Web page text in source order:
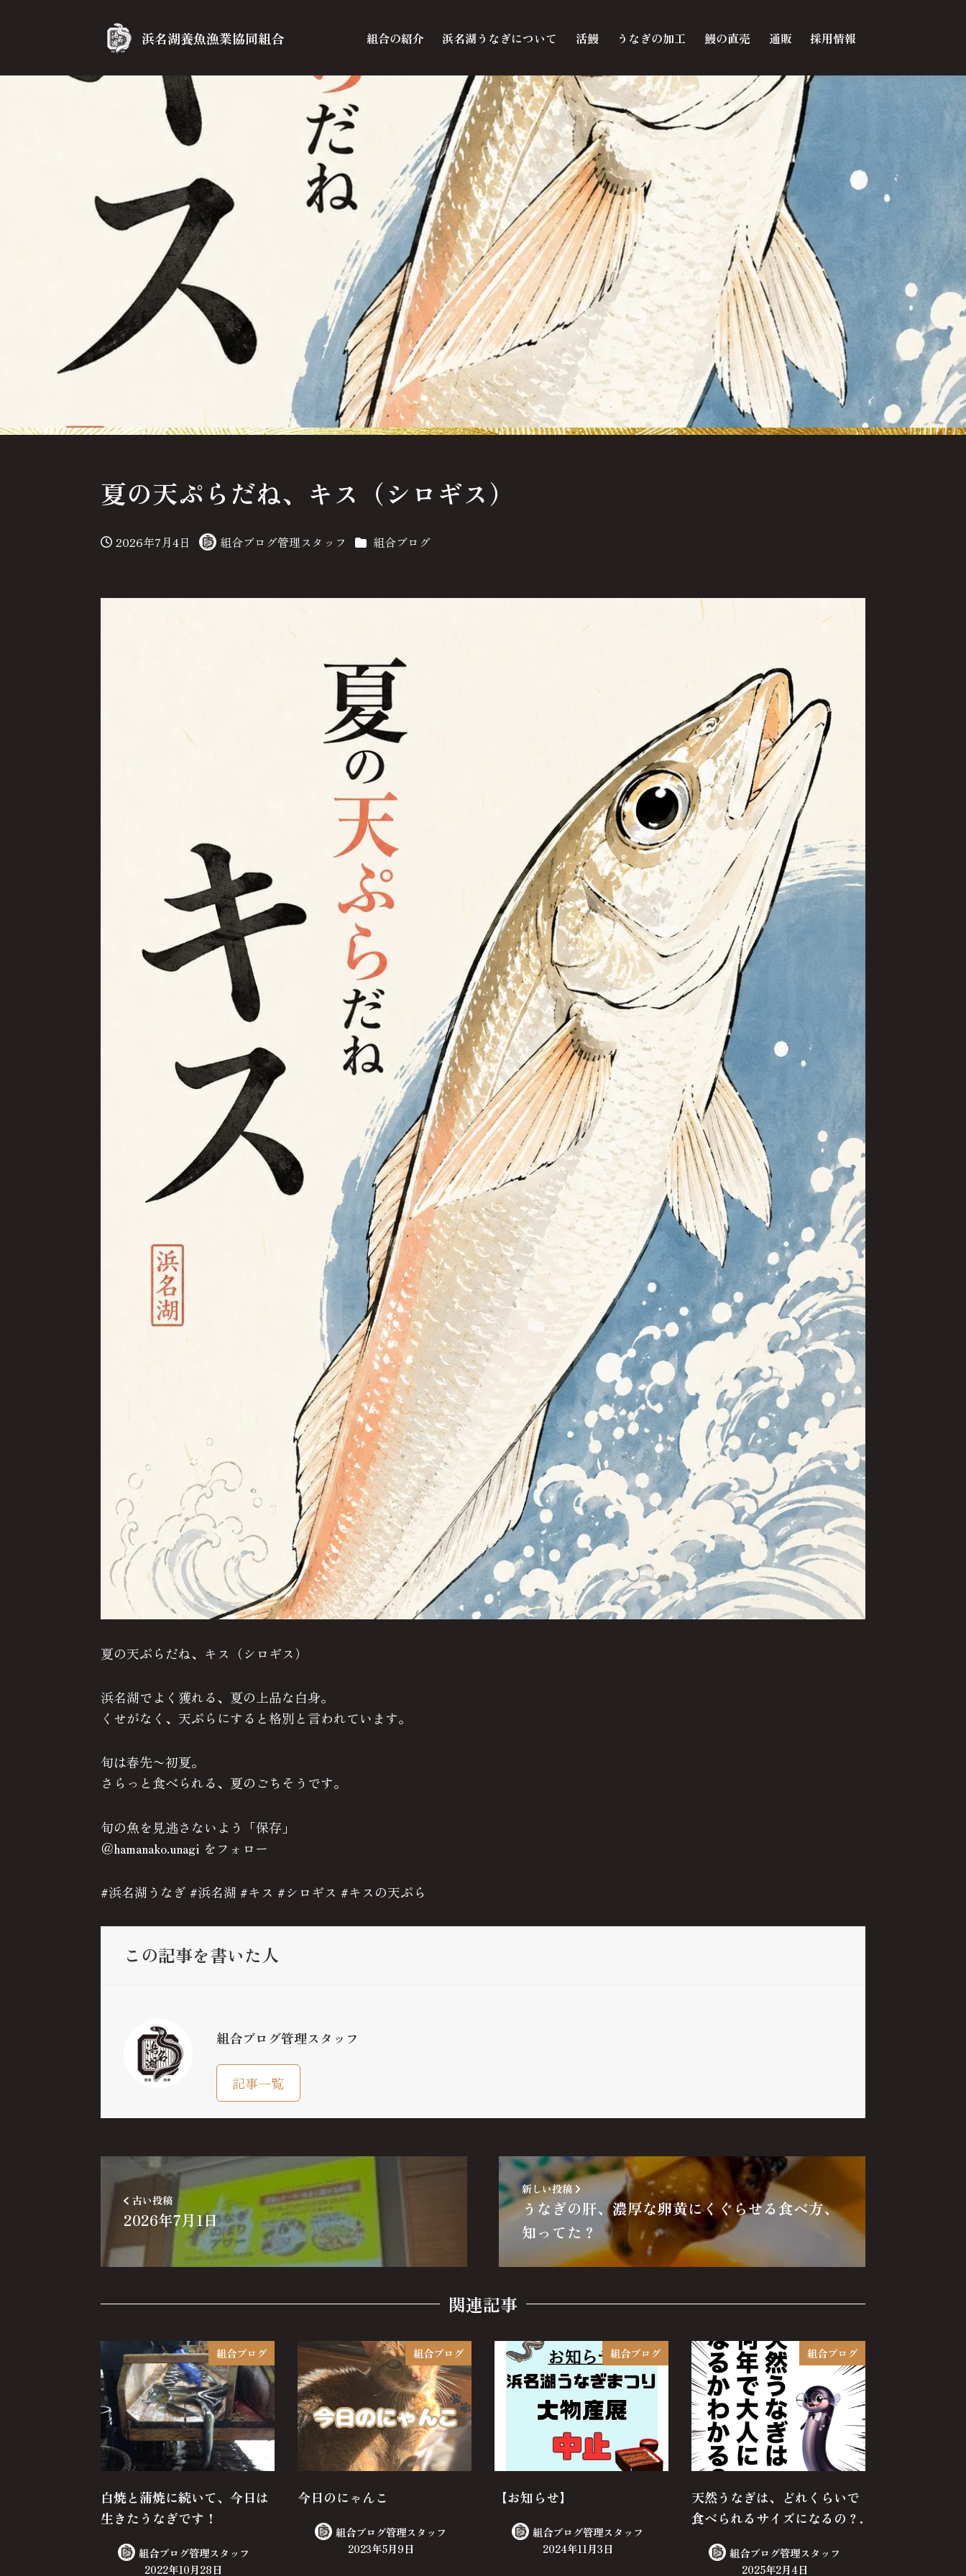
浜名湖養魚漁業協同組合 組合の紹介 浜名湖うなぎについて 活鰻 うなぎの加工 鰻の直売 通販 採用情報
夏の天ぷらだね、キス（シロギス）
投稿日
2026年7月4日
著
組合ブログ管理スタッフ カテゴリー
組合ブログ
夏の天ぷらだね、キス（シロギス）
浜名湖でよく獲れる、夏の上品な白身。
くせがなく、天ぷらにすると格別と言われています。
旬は春先〜初夏。
さらっと食べられる、夏のごちそうです。
旬の魚を見逃さないよう「保存」
＠hamanako.unagi をフォロー
#浜名湖うなぎ #浜名湖 #キス #シロギス #キスの天ぷら
この記事を書いた人
組合ブログ管理スタッフ
記事一覧
古い投稿
2026年7月1日
新しい投稿
うなぎの肝、濃厚な卵黄にくぐらせる食べ方、
知ってた？
関連記事
組合ブログ
白焼と蒲焼に続いて、今日は
生きたうなぎです！
組合ブログ管理スタッフ
2022年10月28日
組合ブログ
今日のにゃんこ
組合ブログ管理スタッフ
2023年5月9日
組合ブログ
【お知らせ】
組合ブログ管理スタッフ
2024年11月3日
組合ブログ
天然うなぎは、どれくらいで
食べられるサイズになるの？.
組合ブログ管理スタッフ
2025年2月4日